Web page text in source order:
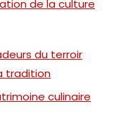
de la culture
du terroir
tradition
culinaire